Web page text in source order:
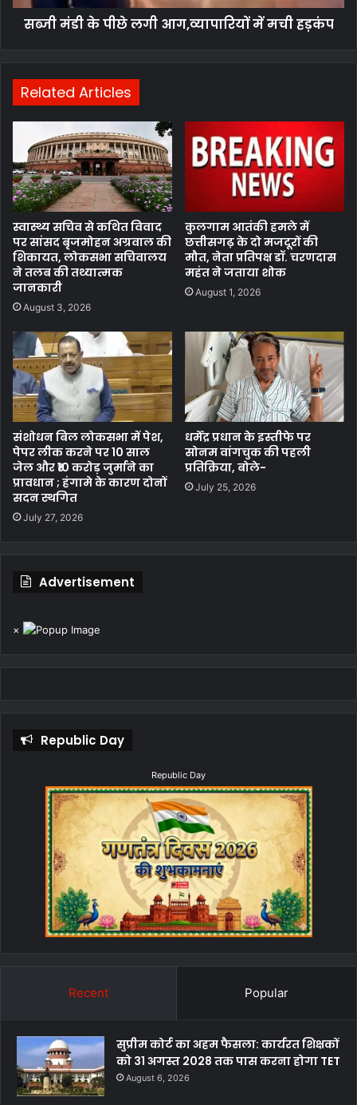
सब्जी मंडी के पीछे लगी आग,व्यापारियों में मची हड़कंप
Related Articles
स्वास्थ्य सचिव से कथित विवाद
पर सांसद बृजमोहन अग्रवाल की
शिकायत, लोकसभा सचिवालय
ने तलब की तथ्यात्मक
जानकारी
August 3, 2026
कुलगाम आतंकी हमले में
छत्तीसगढ़ के दो मजदूरों की
मौत, नेता प्रतिपक्ष डॉ. चरणदास
महंत ने जताया शोक
August 1, 2026
संशोधन बिल लोकसभा में पेश,
पेपर लीक करने पर 10 साल
जेल और ₹10 करोड़ जुर्माने का
प्रावधान ; हंगामे के कारण दोनों
सदन स्थगित
July 27, 2026
धर्मेंद्र प्रधान के इस्तीफे पर
सोनम वांगचुक की पहली
प्रतिक्रिया, बोले-
July 25, 2026
Advertisement
×
Republic Day
Republic Day
Recent Popular
सुप्रीम कोर्ट का अहम फैसला: कार्यरत शिक्षकों
को 31 अगस्त 2028 तक पास करना होगा TET
August 6, 2026